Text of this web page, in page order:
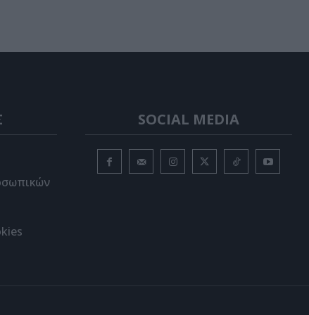
SOCIAL MEDIA